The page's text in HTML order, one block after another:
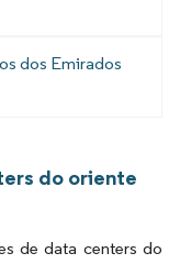
dos Emirados
do oriente
de data centers do